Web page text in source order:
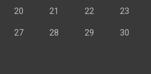
20 21 22 23
27 28 29 30